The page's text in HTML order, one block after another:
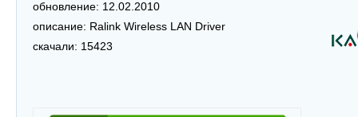
обновление: 12.02.2010
описание: Ralink Wireless LAN Driver
скачали: 15423